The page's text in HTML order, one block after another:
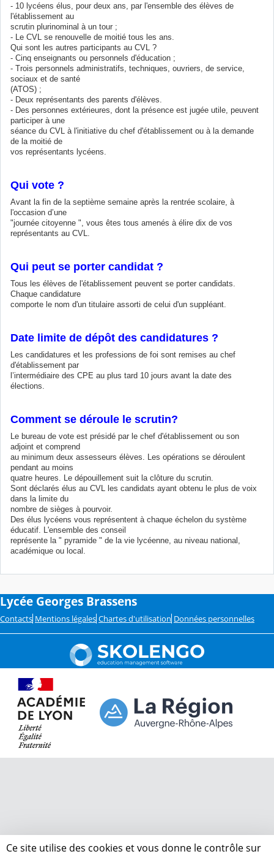
- 10 lycéens élus, pour deux ans, par l'ensemble des élèves de
l'établissement au
scrutin plurinominal à un tour ;
- Le CVL se renouvelle de moitié tous les ans.
Qui sont les autres participants au CVL ?
- Cinq enseignants ou personnels d'éducation ;
- Trois personnels administratifs, techniques, ouvriers, de service,
sociaux et de santé
(ATOS) ;
- Deux représentants des parents d'élèves.
- Des personnes extérieures, dont la présence est jugée utile, peuvent
participer à une
séance du CVL à l'initiative du chef d'établissement ou à la demande
de la moitié de
vos représentants lycéens.
Qui vote ?
Avant la fin de la septième semaine après la rentrée scolaire, à
l'occasion d’une
"journée citoyenne ", vous êtes tous amenés à élire dix de vos
représentants au CVL.
Qui peut se porter candidat ?
Tous les élèves de l'établissement peuvent se porter candidats.
Chaque candidature
comporte le nom d'un titulaire assorti de celui d'un suppléant.
Date limite de dépôt des candidatures ?
Les candidatures et les professions de foi sont remises au chef
d'établissement par
l’intermédiaire des CPE au plus tard 10 jours avant la date des
élections.
Comment se déroule le scrutin?
Le bureau de vote est présidé par le chef d'établissement ou son
adjoint et comprend
au minimum deux assesseurs élèves. Les opérations se déroulent
pendant au moins
quatre heures. Le dépouillement suit la clôture du scrutin.
Sont déclarés élus au CVL les candidats ayant obtenu le plus de voix
dans la limite du
nombre de sièges à pourvoir.
Des élus lycéens vous représentent à chaque échelon du système
éducatif. L'ensemble des conseil
représente la " pyramide " de la vie lycéenne, au niveau national,
académique ou local.
Lycée Georges Brassens
Contacts Mentions légales Chartes d'utilisation Données personnelles
Ce site utilise des cookies et vous donne le contrôle sur